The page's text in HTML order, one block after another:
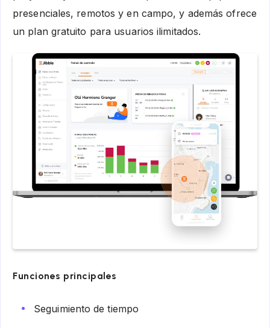
presenciales, remotos y en campo, y además ofrece
un plan gratuito para usuarios ilimitados.
Funciones principales
Seguimiento de tiempo